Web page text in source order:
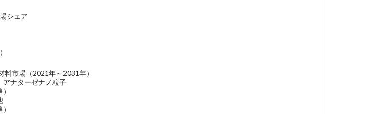
シェア
市場（2021年～2031年）
アナターゼナノ粒子